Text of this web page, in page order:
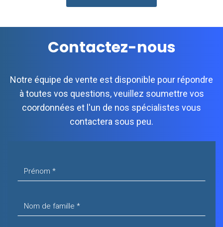
Contactez-nous
Notre équipe de vente est disponible pour répondre
à toutes vos questions, veuillez soumettre vos
coordonnées et l'un de nos spécialistes vous
contactera sous peu.